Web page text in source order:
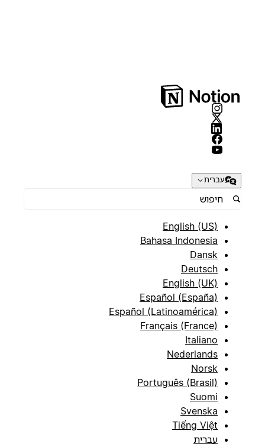
עברית
English (US)
Bahasa Indonesia
Dansk
Deutsch
English (UK)
Español (España)
Español (Latinoamérica)
Français (France)
Italiano
Nederlands
Norsk
Português (Brasil)
Suomi
Svenska
Tiếng Việt
עברית